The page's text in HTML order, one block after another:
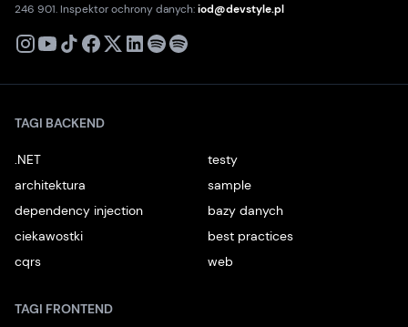
246 901. Inspektor ochrony danych:iod@devstyle.pl
X
TAGI BACKEND
.NET
testy
architektura
sample
dependency injection
bazy danych
ciekawostki
best practices
cqrs
web
TAGI FRONTEND